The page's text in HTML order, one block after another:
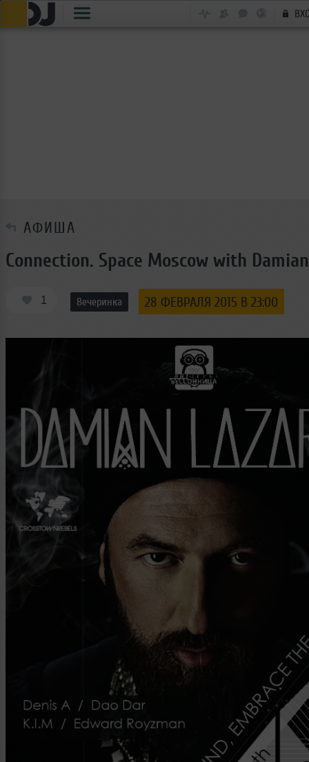
АФИША
Connection. Space Moscow with
1 Вечеринка 28 ФЕВРАЛЯ 2015 В 23:00